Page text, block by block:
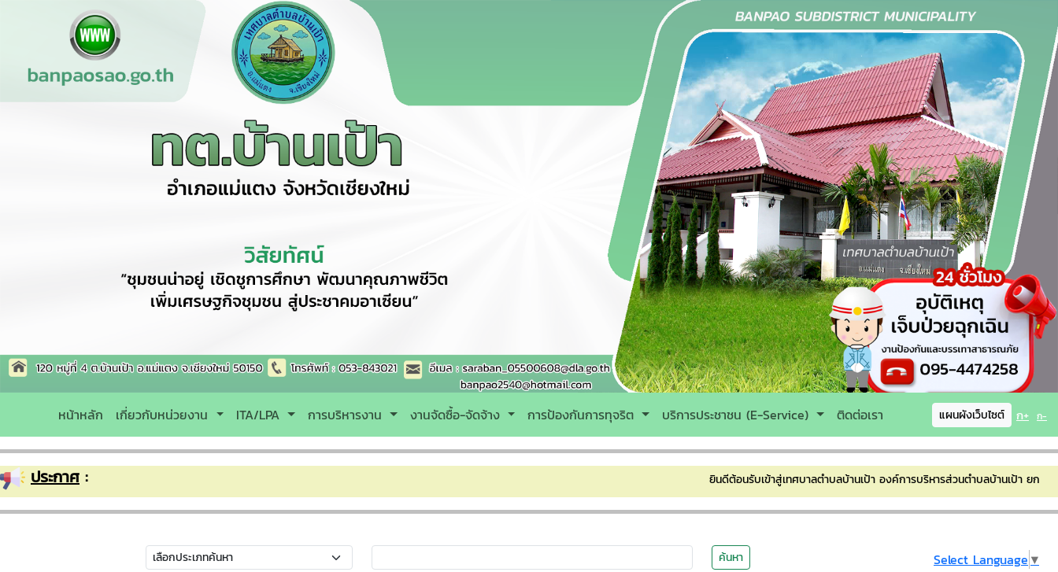
หน้าหลัก เกี่ยวกับหน่วยงาน ITA/LPA การบริหารงาน งานจัดซื้อ-จัดจ้าง การป้องกันการทุจริต บริการประชาชน (E-Service) ติดต่อเรา แผนผังเว็บไซต์ ก+ ก-
ประกาศ : ยินดีต้อนรับเข้าสู่เทศบาลตำบลบ้านเป้า องค์การบริหารส่วนตำบลบ้านเป้า ยกฐานะเ
ค้นหา Select Language ▼